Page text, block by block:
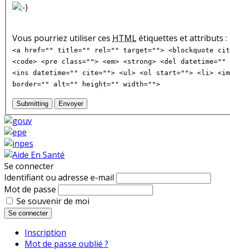
Vous pourriez utiliser ces HTMLétiquettes et attributs :
<a href="" title="" rel="" target=""> <blockquote
<code> <pre class=""> <em> <strong> <del
<ins datetime="" cite=""> <ul> <ol start=""> <li>
border="" alt="" height="" width="">
Submitting Envoyer
Se connecter
Identifiant ou adresse e-mail
Mot de passe
Se souvenir de moi
Se connecter
Inscription
Mot de passe oublié ?